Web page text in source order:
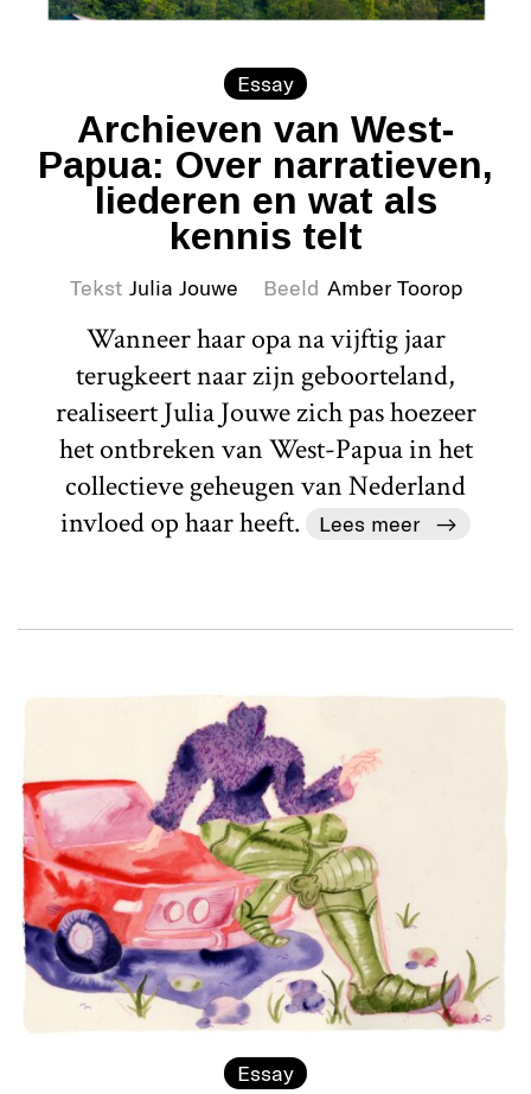
Essay
Archieven van West-
Papua: Over narratieven,
liederen en wat als
kennis telt
Tekst Julia Jouwe Beeld Amber Toorop
Wanneer haar opa na vijftig jaar
terugkeert naar zijn geboorteland,
realiseert Julia Jouwe zich pas hoezeer
het ontbreken van West-Papua in het
collectieve geheugen van Nederland
invloed op haar heeft.
Lees meer
Essay